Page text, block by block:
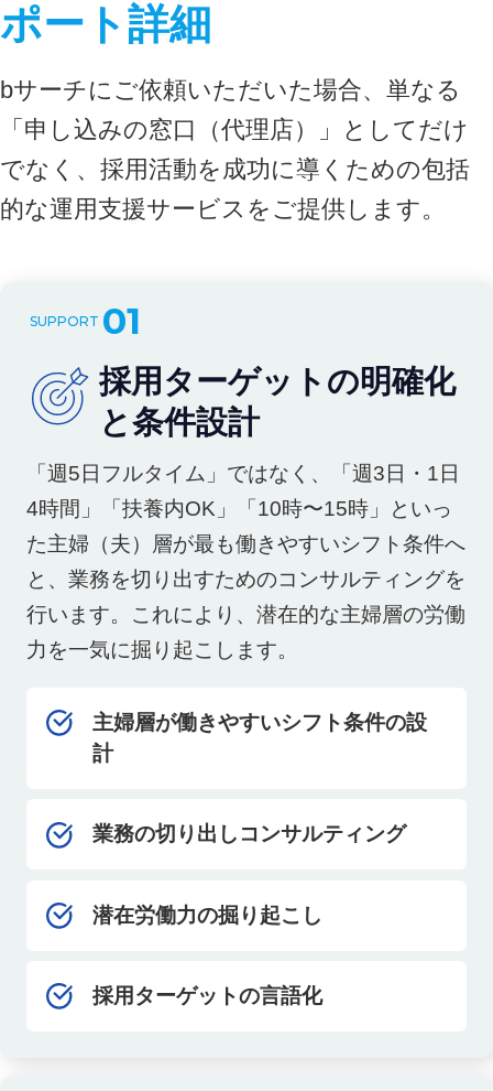
ポート詳細
bサーチにご依頼いただいた場合、単なる
「申し込みの窓口（代理店）」としてだけ
でなく、採用活動を成功に導くための包括
的な運用支援サービスをご提供します。
01
採用ターゲットの明確化
と条件設計
「週5日フルタイム」ではなく、「週3日・1日
4時間」「扶養内OK」「10時〜15時」といっ
た主婦（夫）層が最も働きやすいシフト条件へ
と、業務を切り出すためのコンサルティングを
行います。これにより、潜在的な主婦層の労働
力を一気に掘り起こします。
主婦層が働きやすいシフト条件の設
計
業務の切り出しコンサルティング
潜在労働力の掘り起こし
採用ターゲットの言語化